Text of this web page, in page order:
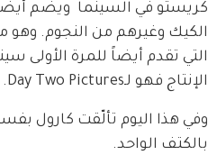
كريستو في السينما  ويضم أيضاً
الكيك وغيرهم من النجوم. وهو
التي تقدم أيضاً للمرة الأولى
الإنتاج فهو لـDay Two Pictures.
وفي هذا اليوم تألّقت كارول
بالكتف الواحد.